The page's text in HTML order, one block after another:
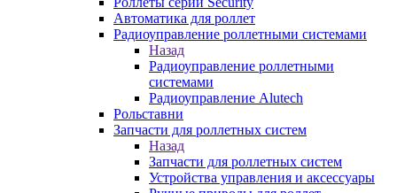
Автоматика для роллет
Радиоуправление роллетными системами
Назад
Радиоуправление роллетными
системами
Радиоуправление Alutech
Рольставни
Запчасти для роллетных систем
Назад
Запчасти для роллетных систем
Устройства управления и аксессуары